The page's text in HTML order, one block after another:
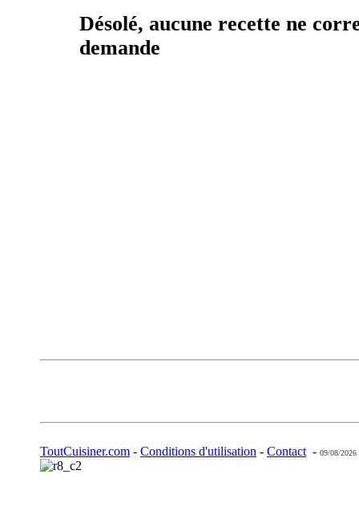
Désolé, aucune recette ne
demande
ToutCuisiner.com - Conditions d'utilisation - Contact - 09/08/2026